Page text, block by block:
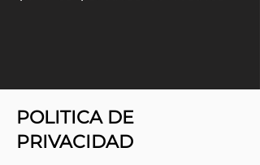
POLITICA DE
PRIVACIDAD